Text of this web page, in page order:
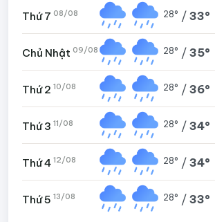
Thứ 7 08/08 28° / 33°
Chủ Nhật 09/08 28° / 35°
Thứ 2 10/08 28° / 36°
Thứ 3 11/08 28° / 34°
Thứ 4 12/08 28° / 34°
Thứ 5 13/08 28° / 33°